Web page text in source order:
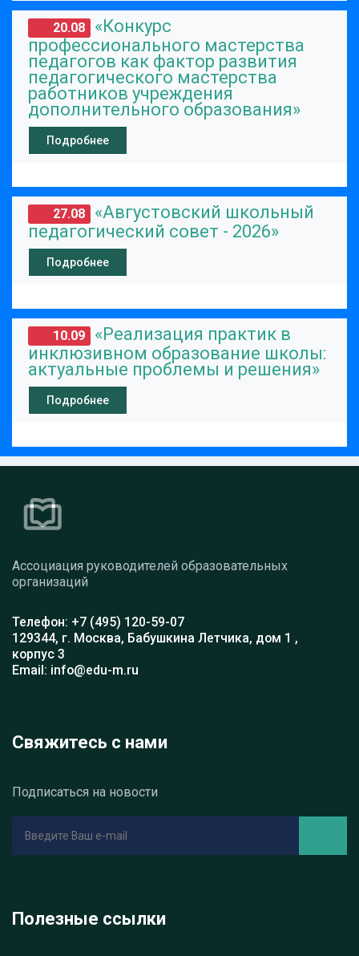
20.08 «Конкурс
профессионального мастерства
педагогов как фактор развития
педагогического мастерства
работников учреждения
дополнительного образования»
Подробнее
27.08 «Августовский школьный
педагогический совет - 2026»
Подробнее
10.09 «Реализация практик в
инклюзивном образование школы:
актуальные проблемы и решения»
Подробнее
Ассоциация руководителей образовательных
организаций
Телефон: +7 (495) 120-59-07
129344, г. Москва, Бабушкина Летчика, дом 1 ,
корпус 3
Email: info@edu-m.ru
Свяжитесь с нами
Подписаться на новости
Полезные ссылки